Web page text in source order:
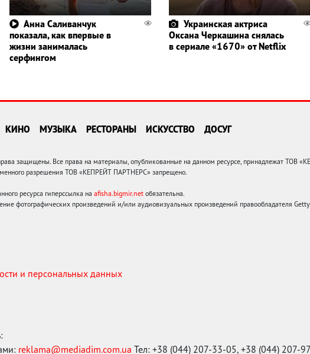
Анна Саливанчук
показала, как впервые в
жизни занималась
серфингом
Украинская актриса
Оксана Черкашина снялась
в сериале «1670» от Netflix
КИНО МУЗЫКА РЕСТОРАНЫ ИСКУССТВО ДОСУГ
защищены. Все права на материалы, опубликованные на данном ресурсе, принадлежат ТОВ
разрешения ТОВ «КЕПРЕЙТ ПАРТНЕРС» запрещено.
ресурса гиперссылка на afisha.bigmir.net обязательна.
фотографических произведений и/или аудиовизуальных произведений правообладателя Getty
и персональных данных
reklama@mediadim.com.ua Тел: +38 (044) 207-33-05, +38 (044) 207-